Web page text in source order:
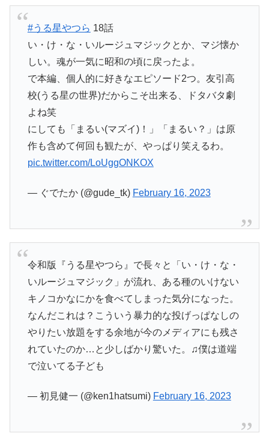
#うる星やつら 18話
い・け・な・いルージュマジックとか、マジ懐か
しい。魂が一気に昭和の頃に戻ったよ。
で本編、個人的に好きなエピソード2つ。友引高
校(うる星の世界)だからこそ出来る、ドタバタ劇
よね笑
にしても「まるい(マズイ)！」「まるい？」は原
作も含めて何回も観たが、やっぱり笑えるわ。
pic.twitter.com/LoUggONKOX
— ぐでたか (@gude_tk) February 16, 2023
令和版『うる星やつら』で長々と「い・け・な・
いルージュマジック」が流れ、ある種のいけない
キノコかなにかを食べてしまった気分になった。
なんだこれは？こういう暴力的な投げっぱなしの
やりたい放題をする余地が今のメディアにも残さ
れていたのか…と少しばかり驚いた。♫僕は道端
で泣いてる子ども
— 初見健一 (@ken1hatsumi) February 16, 2023